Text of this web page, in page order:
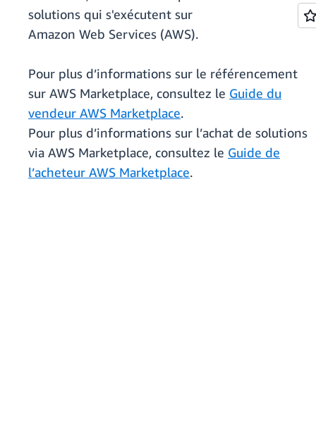
solutions qui s'exécutent sur
Amazon Web Services (AWS).
Pour plus d’informations sur le référencement
sur AWS Marketplace, consultez le Guide du
vendeur AWS Marketplace.
Pour plus d’informations sur l’achat de solutions
via AWS Marketplace, consultez le Guide de
l’acheteur AWS Marketplace.